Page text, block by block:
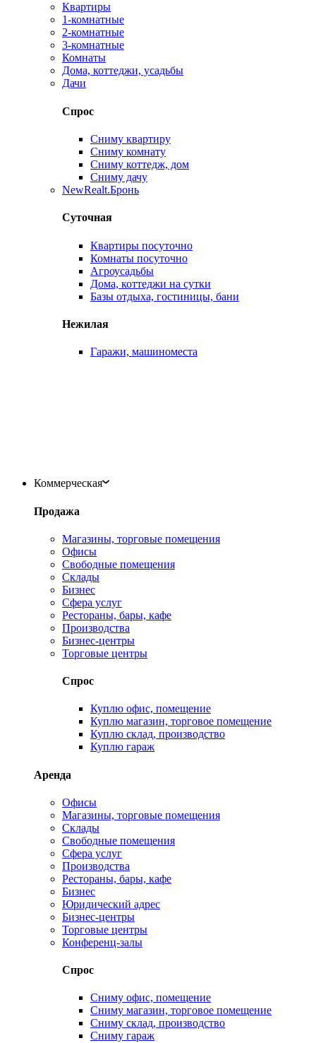
Квартиры
1-комнатные
2-комнатные
3-комнатные
Комнаты
Дома, коттеджи, усадьбы
Дачи
Спрос
Сниму квартиру
Сниму комнату
Сниму коттедж, дом
Сниму дачу
NewRealt.Бронь
Суточная
Квартиры посуточно
Комнаты посуточно
Агроусадьбы
Дома, коттеджи на сутки
Базы отдыха, гостиницы, бани
Нежилая
Гаражи, машиноместа
Коммерческая
Продажа
Магазины, торговые помещения
Офисы
Свободные помещения
Склады
Бизнес
Сфера услуг
Рестораны, бары, кафе
Производства
Бизнес-центры
Торговые центры
Спрос
Куплю офис, помещение
Куплю магазин, торговое помещение
Куплю склад, производство
Куплю гараж
Аренда
Офисы
Магазины, торговые помещения
Склады
Свободные помещения
Сфера услуг
Производства
Рестораны, бары, кафе
Бизнес
Юридический адрес
Бизнес-центры
Торговые центры
Конференц-залы
Спрос
Сниму офис, помещение
Сниму магазин, торговое помещение
Сниму склад, производство
Сниму гараж